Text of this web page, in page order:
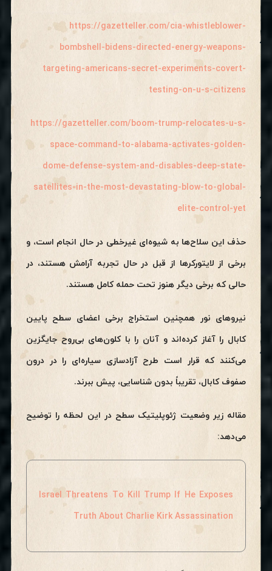
https://gazetteller.com/cia-whistleblower-
bombshell-bidens-directed-energy-weapons-
targeting-americans-secret-experiments-covert-
testing-on-u-s-citizens
https://gazetteller.com/boom-trump-relocates-u-s-
space-command-to-alabama-activates-golden-
dome-defense-system-and-disables-deep-state-
satellites-in-the-most-devastating-blow-to-global-
elite-control-yet
حذف این سلاح‌ها به شیوه‌ای غیرخطی در حال انجام است، و
برخی از لایتورکرها از قبل در حال تجربه آرامش هستند، در
حالی که برخی دیگر هنوز تحت حمله کامل هستند.
نیروهای نور همچنین استخراج برخی اعضای سطح پایین
کابال را آغاز کرده‌اند و آنان را با کلون‌های بی‌روح جایگزین
می‌کنند که قرار است طرح آزادسازی سیاره‌ای را در درون
صفوف کابال، تقریباً بدون شناسایی، پیش ببرند.
مقاله زیر وضعیت ژئوپلیتیک سطح در این لحظه را توضیح
می‌دهد:
Israel Threatens To Kill Trump If He Exposes
Truth About Charlie Kirk Assassination